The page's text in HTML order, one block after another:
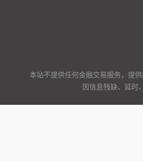
本站不提供任何金融交易服务，提
因信息残缺、延时